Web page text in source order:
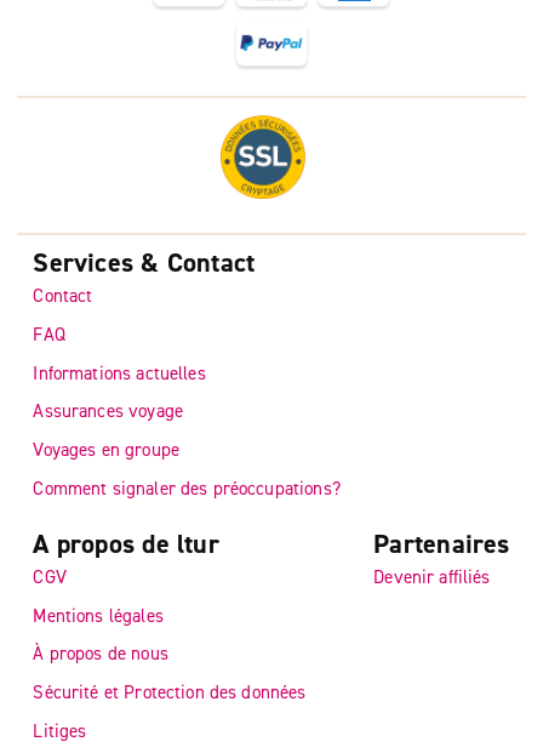
Services & Contact
Contact
FAQ
Informations actuelles
Assurances voyage
Voyages en groupe
Comment signaler des préoccupations?
A propos de ltur
CGV
Mentions légales
À propos de nous
Sécurité et Protection des données
Litiges
Partenaires
Devenir affiliés